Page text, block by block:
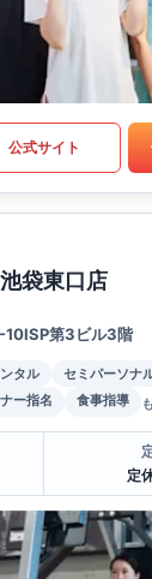
公式サイト
袋東口店
10ISP第3ビル3階
タル セミパーソナ
ー指名 食事指導
定